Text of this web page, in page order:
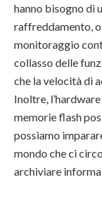
hanno bisogno di
raffreddamento,
monitoraggio
collasso delle
che la velocità di
Inoltre,
memorie flash
possiamo
mondo che ci
archiviare